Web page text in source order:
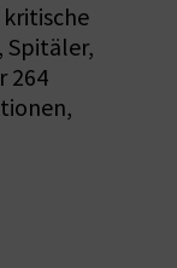
Spitäler,
264